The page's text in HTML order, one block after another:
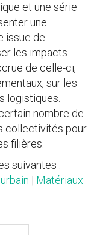
et une série
une
issue de
les impacts
de celle-ci,
sur les
logistiques.
nombre de
collectivités pour
filières.
suivantes :
| Matériaux